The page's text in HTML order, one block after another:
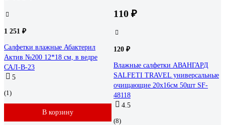
1 251 ₽
Салфетки влажные Абактерил
Актив №200 12*18 см, в ведре
САЛ-В-23
5
(1)
В корзину
110 ₽
120 ₽
Влажные салфетки АВАНГАРД
SALFETI TRAVEL универсальные
очищающие 20х16см 50шт SF-
48118
4.5
(8)